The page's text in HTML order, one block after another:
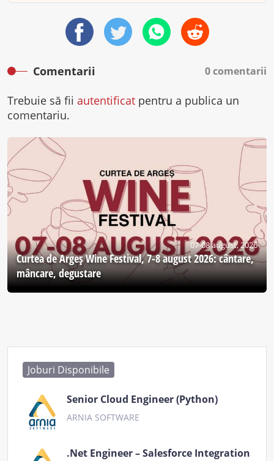
Comentarii 0 comentarii
Trebuie să fii autentificat pentru a publica un
comentariu.
07-08 august, 2026
Curtea de Argeş Wine Festival, 7-8 august 2026: cântare,
mâncare, degustare
Joburi Disponibile
Senior Cloud Engineer (Python)
ARNIA SOFTWARE
.Net Engineer – Salesforce Integration